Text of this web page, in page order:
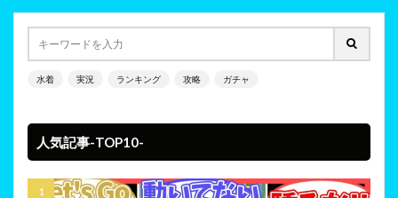
水着 実況 ランキング 攻略 ガチャ
人気記事-TOP10-